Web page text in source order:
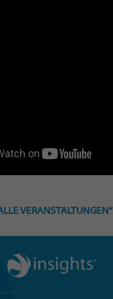
VERANSTALTUNGEN“